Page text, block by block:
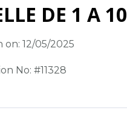
DE 1 A 10
on: 12/05/2025
No: #11328